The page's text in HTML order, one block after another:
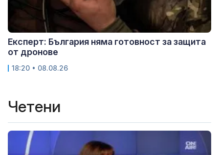
Експерт: България няма готовност за защита
от дронове
18:20 • 08.08.26
Четени